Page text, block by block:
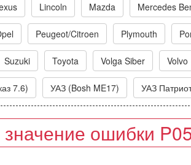
Lincoln Mazda Mercedes
Peugeot/Citroen Plymouth
Suzuki Toyota Volga Siber Volvo
7.6) УАЗ (Bosh ME17) УАЗ
ошибки